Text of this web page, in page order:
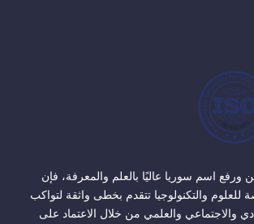
ورفع اسم سوريا عاليًا بالعلم والمعرفة، فإن
للعلوم والتكنولوجيا تتقدم بخطى واثقة لتواكب
والاجتماعي والعلمي من خلال الاعتماد على